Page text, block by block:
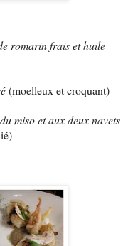
romarin frais et huile
(moelleux et croquant)
miso et aux deux navets